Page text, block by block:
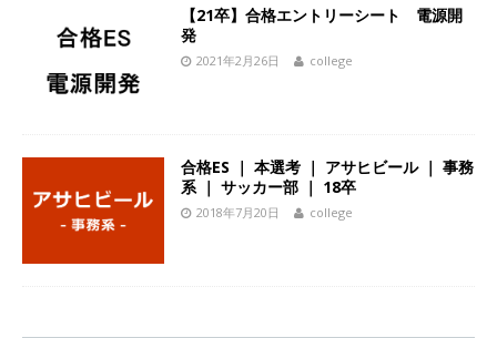
120日以上 ｜ ジブラルタ生命
体育会積極採用
企業
を持つグローバルメーカー ｜ 年間休日129日・
土日祝完全休み ｜ 売上高1,138億円 ｜ プライム
【21卒】合格エントリーシート 電源開
発
2021年2月26日 college
合格ES ｜ 本選考 ｜ アサヒビール ｜ 事務
系 ｜ サッカー部 ｜ 18卒
2018年7月20日 college